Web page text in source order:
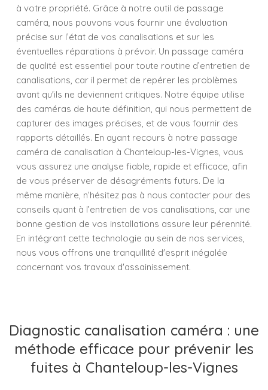
à votre propriété. Grâce à notre outil de passage
caméra, nous pouvons vous fournir une évaluation
précise sur l’état de vos canalisations et sur les
éventuelles réparations à prévoir. Un passage caméra
de qualité est essentiel pour toute routine d’entretien de
canalisations, car il permet de repérer les problèmes
avant qu'ils ne deviennent critiques. Notre équipe utilise
des caméras de haute définition, qui nous permettent de
capturer des images précises, et de vous fournir des
rapports détaillés. En ayant recours à notre passage
caméra de canalisation à Chanteloup-les-Vignes, vous
vous assurez une analyse fiable, rapide et efficace, afin
de vous préserver de désagréments futurs. De la
même manière, n’hésitez pas à nous contacter pour des
conseils quant à l’entretien de vos canalisations, car une
bonne gestion de vos installations assure leur pérennité.
En intégrant cette technologie au sein de nos services,
nous vous offrons une tranquillité d'esprit inégalée
concernant vos travaux d'assainissement.
Diagnostic canalisation caméra : une
méthode efficace pour prévenir les
fuites à Chanteloup-les-Vignes